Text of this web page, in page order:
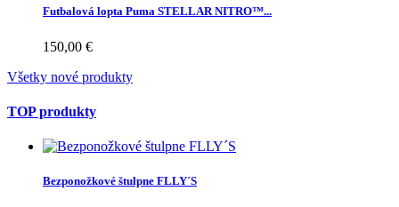
Futbalová lopta Puma STELLAR NITRO™...
150,00 €
Všetky nové produkty
TOP produkty
Bezponožkové štulpne FLLY´S